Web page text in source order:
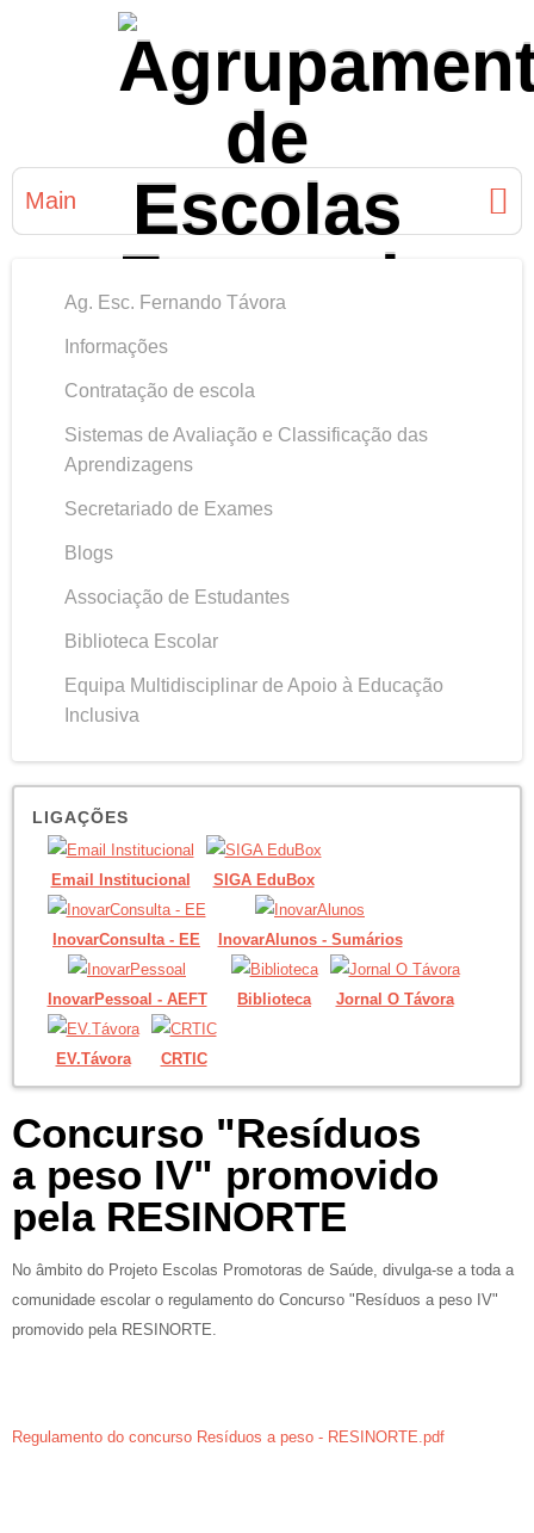
Main
Ag. Esc. Fernando Távora
Informações
Contratação de escola
Sistemas de Avaliação e Classificação das
Aprendizagens
Secretariado de Exames
Blogs
Associação de Estudantes
Biblioteca Escolar
Equipa Multidisciplinar de Apoio à Educação
Inclusiva
LIGAÇÕES
Email Institucional SIGA EduBox
InovarConsulta - EE InovarAlunos - Sumários
InovarPessoal - AEFT Biblioteca Jornal O Távora
EV.Távora CRTIC
Concurso "Resíduos
a peso IV" promovido
pela RESINORTE
No âmbito do Projeto Escolas Promotoras de Saúde, divulga-se a toda a
comunidade escolar o regulamento do Concurso "Resíduos a peso IV"
promovido pela RESINORTE.
Regulamento do concurso Resíduos a peso - RESINORTE.pdf